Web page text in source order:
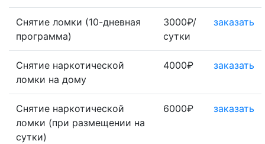
Снятие ломки (10-дневная
программа)
3000₽/
сутки
заказать
Снятие наркотической
ломки на дому
4000₽ заказать
Снятие наркотической
ломки (при размещении на
сутки)
6000₽ заказать